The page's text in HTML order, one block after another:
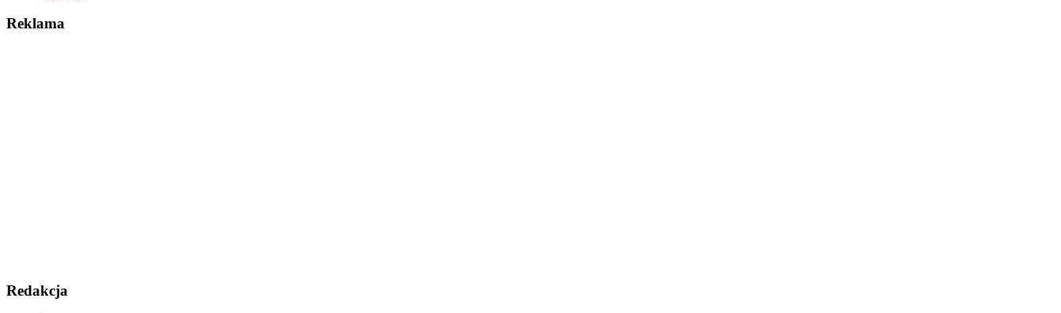
Reklama
Redakcja